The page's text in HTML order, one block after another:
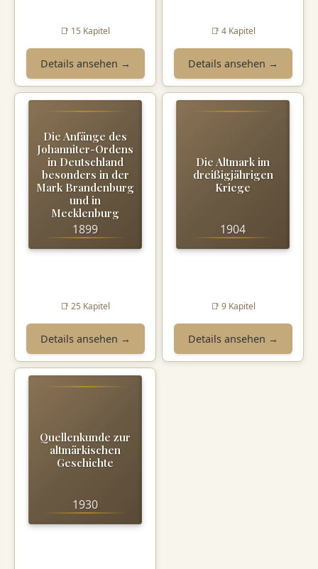
📑 15 Kapitel
Details ansehen →
📑 4 Kapitel
Details ansehen →
Die Anfänge des
Johanniter-Ordens
in Deutschland
besonders in der
Mark Brandenburg
und in
Mecklenburg
1899
📑 25 Kapitel
Details ansehen →
Die Altmark im
dreißigjährigen
Kriege
1904
📑 9 Kapitel
Details ansehen →
Quellenkunde zur
altmärkischen
Geschichte
1930